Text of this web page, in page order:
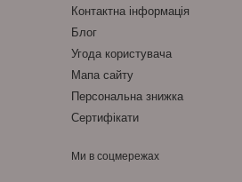
Контактна інформація
Блог
Угода користувача
Мапа сайту
Персональна знижка
Сертифікати
Ми в соцмережах